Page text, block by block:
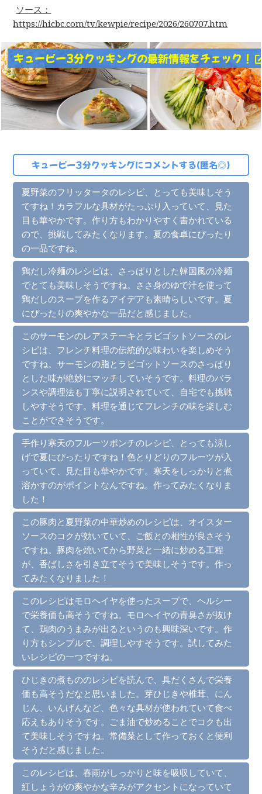
ソース：
https://hicbc.com/tv/kewpie/recipe/2026/260707.htm
キューピー3分クッキングの最新情報をチェック！
キューピー3分クッキングにコメントする(匿名◎)
夏野菜のフリッタータのレシピ、とっても美味しそう
ですね！カラフルな具材がたっぷり入っていて、見た
目も華やかです。作り方もわかりやすく書かれている
ので、挑戦してみたくなります。夏の食卓にぴったり
の一品ですね。
鶏だし冷麺のレシピは、さっぱりとした韓国風の冷麺
でとても美味しそうですね。ささ身のゆで汁を使って
鶏だしのスープを作るアイデアも素晴らしいです。夏
にぴったりの爽やかな一品だと感じました。
このサーモンのレアステーキとラビゴットソースのレ
シピは、フレンチ料理の伝統的な味わいを楽しめそう
ですね。サーモンの脂とラビゴットソースのさっぱり
とした味が絶妙にマッチしていそうです。料理のバラ
ンスや調理法も丁寧に説明されていて、自宅でも挑戦
しやすそうです。料理を通じてフレンチの味を楽しむ
ことができそうです。
手作り寒天のフルーツポンチのレシピ、とっても涼し
げで夏にぴったりですね！色とりどりのフルーツが入
っていて、見た目も華やかです。寒天をしっかりと煮
溶かすのがポイントなんですね。作ってみたくなりま
した！
この豚肉と夏野菜の中華炒めのレシピは、オイスター
ソースのコクが効いていて、ご飯との相性が良さそう
ですね。豚肉を焼いてから野菜と一緒に炒める工程
が、香ばしさを引き立てそうで美味しそうです。作っ
てみたくなりました！
このレシピはモロヘイヤを使ったスープで、ヘルシー
で栄養価も高そうですね。モロヘイヤの青臭さが抜け
て、鶏肉のうまみが出るというのも興味深いです。作
り方もシンプルで、調理しやすそうです。試してみた
いレシピの一つですね。
ひじきの煮もののレシピを読んで、具だくさんで栄養
価も高そうだなと思いました。芽ひじきや椎茸、にん
じん、いんげんなど、色々な具材が使われていて食べ
応えもありそうです。ごま油で炒めることでコクも出
て美味しそうですね。常備菜として作っておくと便利
そうだと感じました。
このレシピは、春雨がしっかりと味を吸収していて、
紅しょうがの爽やかな辛みがアクセントになっていて